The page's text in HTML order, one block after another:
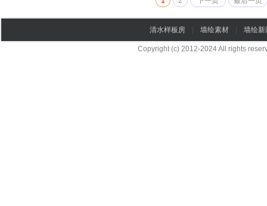
清水样板房 墙绘素材 墙绘新
Copyright (c) 2012-2024 All rights